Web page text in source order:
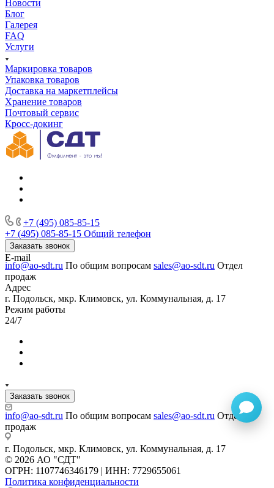
Новости
Блог
Галерея
FAQ
Услуги
Маркировка товаров
Упаковка товаров
Доставка на маркетплейсы
Хранение товаров
Почтовый сервис
Кросс-докинг
+7 (495) 085-85-15
+7 (495) 085-85-15 Общий телефон
Заказать звонок
E-mail
info@ao-sdt.ru По общим вопросам sales@ao-sdt.ru Отдел
продаж
Адрес
г. Подольск, мкр. Климовск, ул. Коммунальная, д. 17
Режим работы
24/7
Заказать звонок
info@ao-sdt.ru По общим вопросам sales@ao-sdt.ru Отдел
продаж
г. Подольск, мкр. Климовск, ул. Коммунальная, д. 17
© 2026 АО "СДТ"
ОГРН: 1107746346179 | ИНН: 7729655061
Политика конфиденциальности